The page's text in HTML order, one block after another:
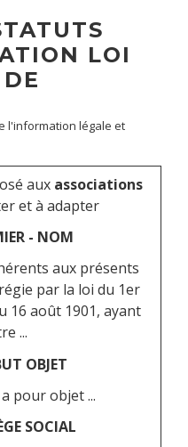
LOI
l'information légale et
aux associations
et à adapter
- NOM
aux présents
par la loi du 1er
16 août 1901, ayant
...
OBJET
pour objet ...
SOCIAL